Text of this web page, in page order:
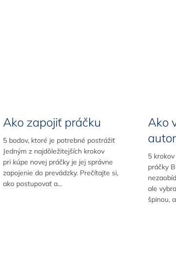
Ako zapojiť práčku
5 bodov, ktoré je potrebné postrážiť
Jedným z najdôležitejších krokov
pri kúpe novej práčky je jej správne
zapojenie do prevádzky. Prečítajte si,
ako postupovať a...
Ako
5
práčky
ale
špinou,